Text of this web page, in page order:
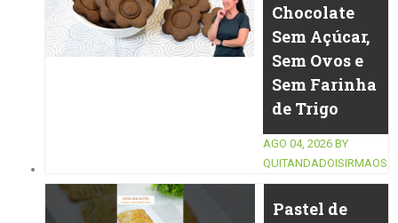
Chocolate
Sem Açúcar,
Sem Ovos e
Sem Farinha
de Trigo
AGO 04, 2026 BY
QUITANDADOISIRMAOS
Pastel de